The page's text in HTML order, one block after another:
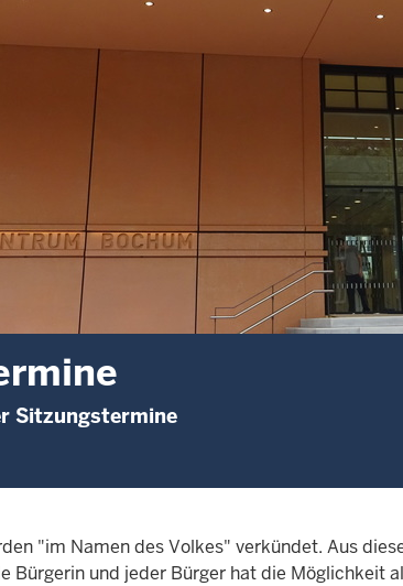
Sitzungstermine
"im Namen des Volkes" verkündet. Aus
Bürgerin und jeder Bürger hat die Möglichkeit